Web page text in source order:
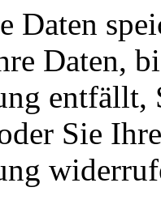
Daten
Daten,
entfällt,
Sie